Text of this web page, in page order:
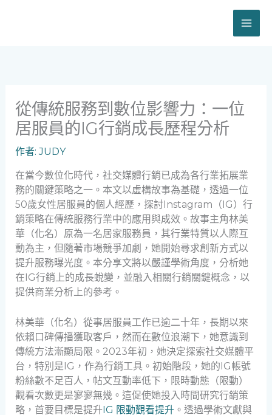
從傳統服務到數位影響力：一位
居服員的IG行銷成長歷程分析
作者:JUDY
在當今數位化時代，社交媒體行銷已成為各行業拓展業
務的關鍵策略之一。本文以虛構故事為基礎，透過一位
50歲女性居服員的個人經歷，探討Instagram（IG）行
銷策略在傳統服務行業中的應用與成效。故事主角林美
華（化名）原為一名居家服務員，其行業特質以人際互
動為主，但隨著市場競爭加劇，她開始尋求創新方式以
提升服務曝光度。本分享文將以嚴謹學術角度，分析她
在IG行銷上的成長蛻變，並融入相關行銷關鍵概念，以
提供商業分析上的參考。
林美華（化名）從事居服員工作已逾二十年，長期以來
依賴口碑傳播獲取客戶，然而在數位浪潮下，她意識到
傳統方法漸顯局限。2023年初，她決定探索社交媒體平
台，特別是IG，作為行銷工具。初始階段，她的IG帳號
粉絲數不足百人，帖文互動率低下，限時動態（限動）
觀看次數更是寥寥無幾。這促使她投入時間研究行銷策
略，首要目標是提升IG 限動觀看提升。透過學術文獻與